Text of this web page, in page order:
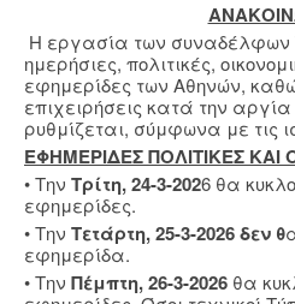
Η εργασία των συναδέλφων
ημερήσιες, πολιτικές,
εφημερίδες των Αθηνών,
επιχειρήσεις κατά την αργία
ρυθμίζεται, σύμφωνα με τις
ΕΦΗΜΕΡΙΔΕΣ ΠΟΛΙΤΙΚΕΣ ΚΑΙ
• Την Τρίτη, 24-3-2026 θα
εφημερίδες.
• Την Τετάρτη, 25-3-2026 δεν θ
εφημερίδα.
• Την Πέμπτη, 26-3-2026 θα